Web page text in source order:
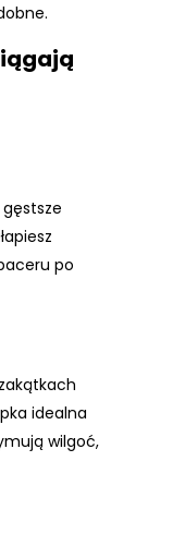
gęstsze
po
idealna
wilgoć,